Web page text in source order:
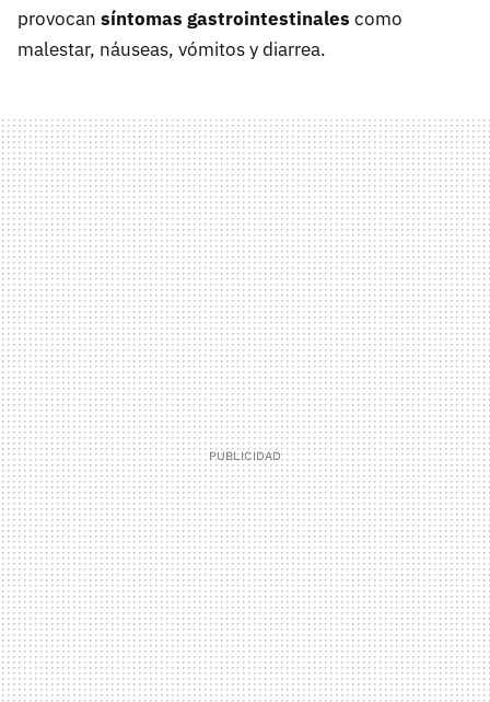
provocan síntomas gastrointestinales como
malestar, náuseas, vómitos y diarrea.